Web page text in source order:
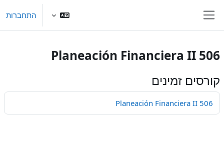
התחברות
Planeación Financiera II 506
קורסים זמינים
Planeación Financiera II 506